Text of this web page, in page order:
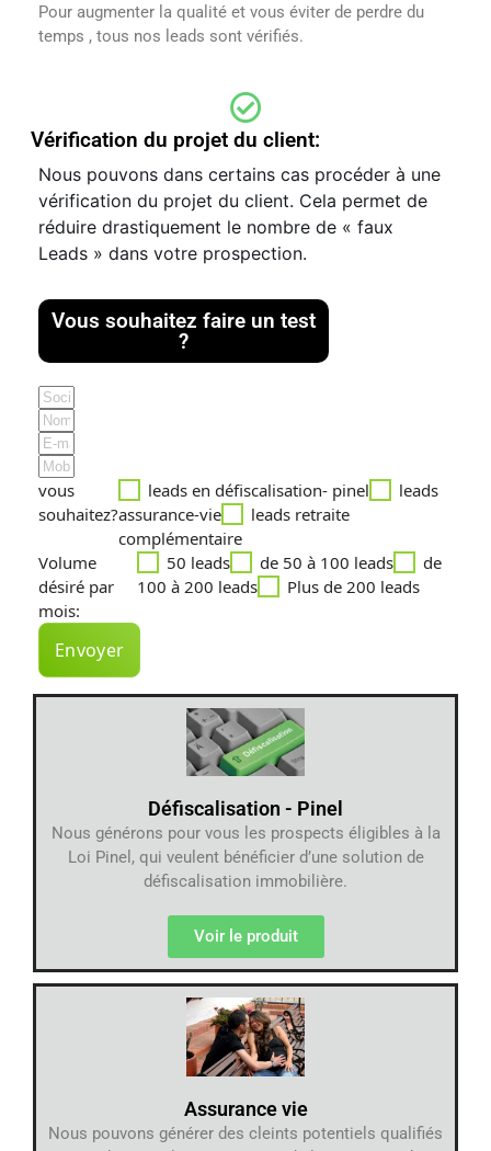
Pour augmenter la qualité et vous éviter de perdre du
temps , tous nos leads sont vérifiés.
Vérification du projet du client:
Nous pouvons dans certains cas procéder à une
vérification du projet du client. Cela permet de
réduire drastiquement le nombre de « faux
Leads » dans votre prospection.
Vous souhaitez faire un test
?
vous
souhaitez?
leads en défiscalisation- pinel
leads
assurance-vie
leads retraite
complémentaire
Volume
désiré par
mois:
50 leads de 50 à 100 leads
de
100 à 200 leads
Plus de 200 leads
Envoyer
Défiscalisation - Pinel
Nous générons pour vous les prospects éligibles à la
Loi Pinel, qui veulent bénéficier d’une solution de
défiscalisation immobilière.
Voir le produit
Assurance vie
Nous pouvons générer des cleints potentiels qualifiés